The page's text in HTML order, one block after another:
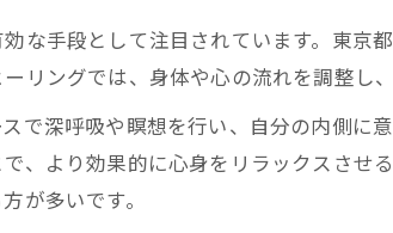
ヒーリングを習慣化するメリットま
癒しと活力を引き出すエネルギーワー
ヒーリングを活かすエネルギーワー
な手段として注目されています。東京
リングでは、身体や心の流れを調整し
で深呼吸や瞑想を行い、自分の内側に
、より効果的に心身をリラックスさせ
が多いです。